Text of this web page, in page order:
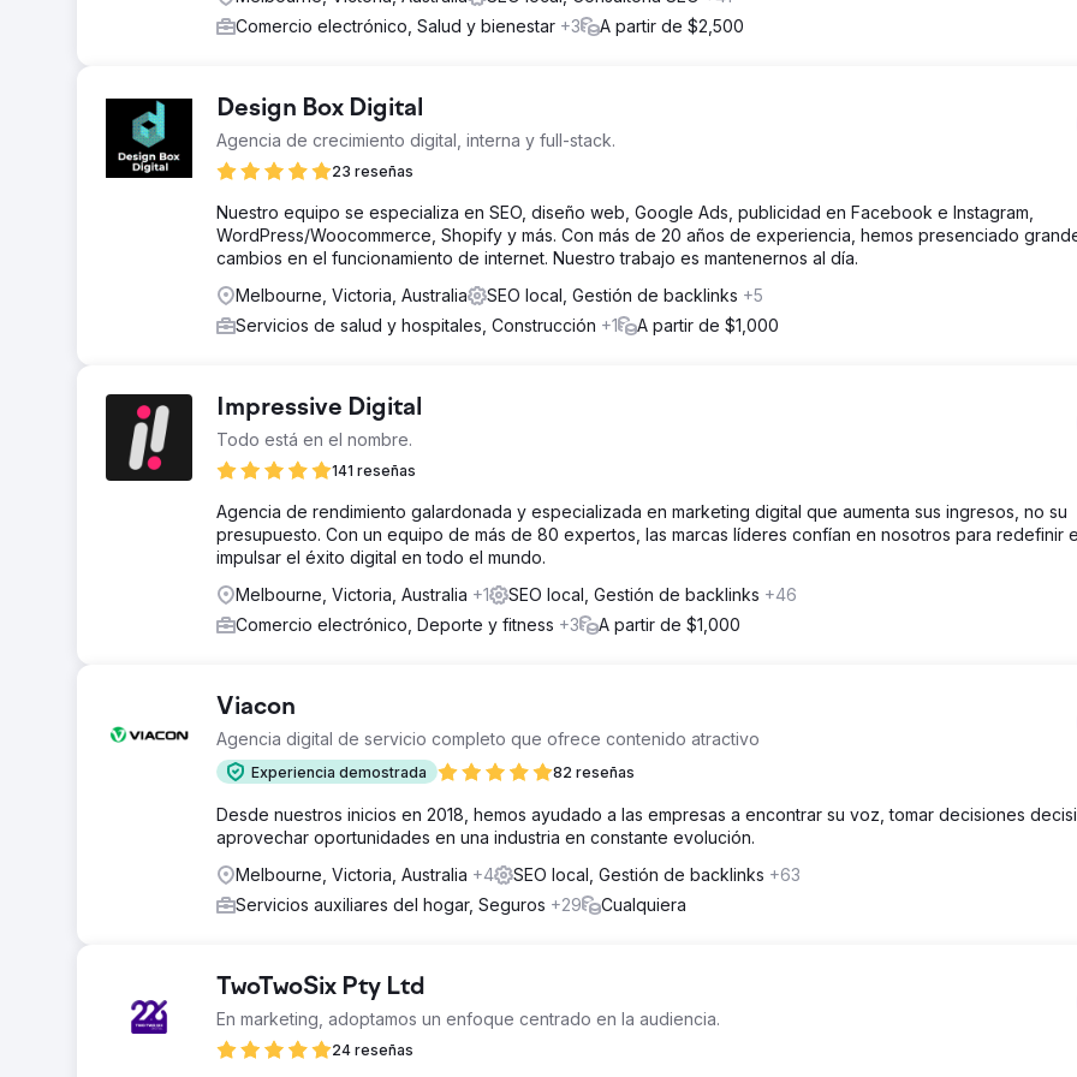
Comercio electrónico, Salud y bienestar +3 A partir de $2,500
Design Box Digital
Agencia de crecimiento digital, interna y full-stack.
23 reseñas
Nuestro equipo se especializa en SEO, diseño web, Google Ads, publicidad en Facebook e Instagram,
WordPress/Woocommerce, Shopify y más. Con más de 20 años de experiencia, hemos presenciado
cambios en el funcionamiento de internet. Nuestro trabajo es mantenernos al día.
Melbourne, Victoria, Australia
SEO local, Gestión de backlinks +5
Servicios de salud y hospitales, Construcción +1 A partir de $1,000
Impressive Digital
Todo está en el nombre.
141 reseñas
Agencia de rendimiento galardonada y especializada en marketing digital que aumenta sus ingresos, no su
presupuesto. Con un equipo de más de 80 expertos, las marcas líderes confían en nosotros para redefinir e
impulsar el éxito digital en todo el mundo.
Melbourne, Victoria, Australia +1 SEO local, Gestión de backlinks +46
Comercio electrónico, Deporte y fitness +3 A partir de $1,000
Viacon
Agencia digital de servicio completo que ofrece contenido atractivo
Experiencia demostrada 82 reseñas
Desde nuestros inicios en 2018, hemos ayudado a las empresas a encontrar su voz, tomar decisiones
aprovechar oportunidades en una industria en constante evolución.
Melbourne, Victoria, Australia +4 SEO local, Gestión de backlinks +63
Servicios auxiliares del hogar, Seguros +29 Cualquiera
TwoTwoSix Pty Ltd
En marketing, adoptamos un enfoque centrado en la audiencia.
24 reseñas